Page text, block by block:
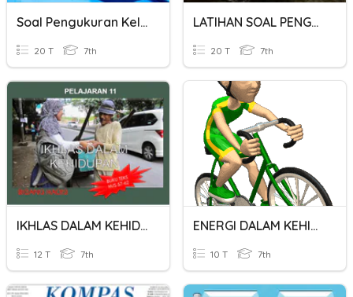
Soal Pengukuran Kelas 7
20 T 7th
LATIHAN SOAL PENGAMATAN DALAM IPA
20 T 7th
IKHLAS DALAM KEHIDUPAN
12 T 7th
ENERGI DALAM KEHIDUPAN
10 T 7th